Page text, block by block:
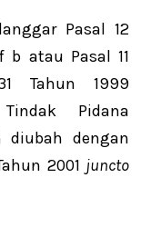
Pasal 12
atau Pasal 11
Tahun 1999
Pidana
diubah dengan
2001 juncto